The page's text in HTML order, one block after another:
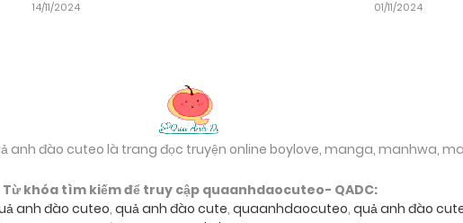
14/11/2024 01/11/2024
anh đào cuteo là trang đọc truyện online boylove, manga, manhwa,
Từ khóa tìm kiếm để truy cập quaanhdaocuteo- QADC:
anh đào cuteo, quả anh đào cute, quaanhdaocuteo, quả anh đào